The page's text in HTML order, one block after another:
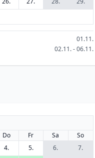
01.11.
02.11. - 06.11.
Do Fr Sa
So
4. 5. 6.
7.